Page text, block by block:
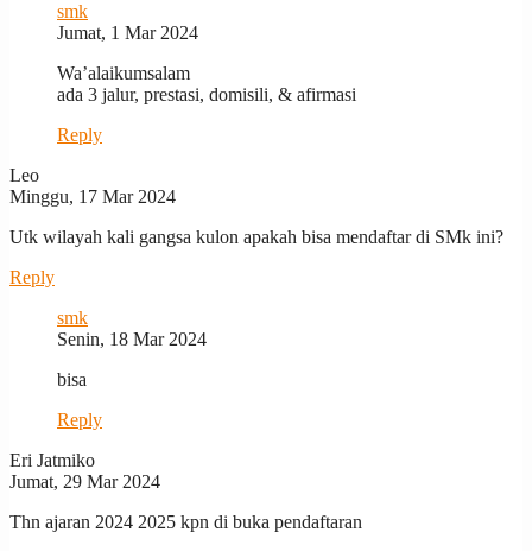
smk
Jumat, 1 Mar 2024
Wa’alaikumsalam
ada 3 jalur, prestasi, domisili, & afirmasi
Reply
Leo
Minggu, 17 Mar 2024
Utk wilayah kali gangsa kulon apakah bisa mendaftar di SMk ini?
Reply
smk
Senin, 18 Mar 2024
bisa
Reply
Eri Jatmiko
Jumat, 29 Mar 2024
Thn ajaran 2024 2025 kpn di buka pendaftaran